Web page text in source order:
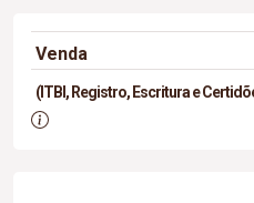
Venda
(ITBI, Registro, Escritura e